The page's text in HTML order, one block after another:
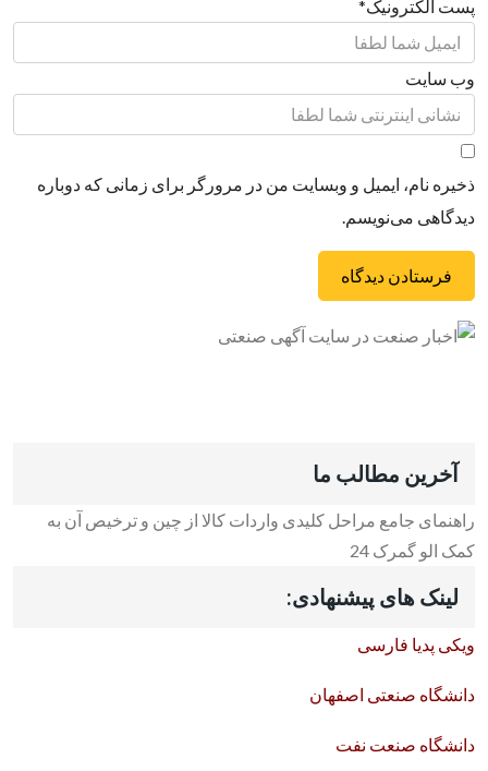
پست الکترونیک*
وب سایت
ذخیره نام، ایمیل و وبسایت من در مرورگر برای زمانی که دوباره
دیدگاهی می‌نویسم.
آخرین مطالب ما
راهنمای جامع مراحل کلیدی واردات کالا از چین و ترخیص آن به
کمک الو گمرک 24
لینک های پیشنهادی:
ویکی پدیا فارسی
دانشگاه صنعتی اصفهان
دانشگاه صنعت نفت